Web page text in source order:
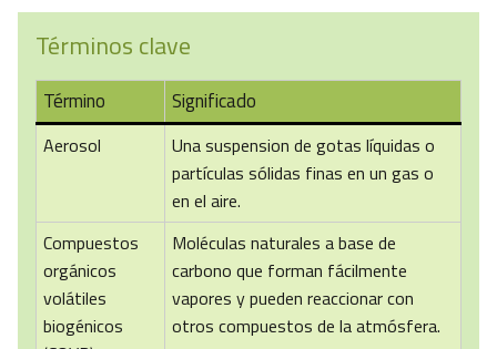
Términos clave
Término Significado
Aerosol
Una suspension de gotas líquidas o
partículas sólidas finas en un gas o
en el aire.
Compuestos
orgánicos
volátiles
biogénicos
Moléculas naturales a base de
carbono que forman fácilmente
vapores y pueden reaccionar con
otros compuestos de la atmósfera.